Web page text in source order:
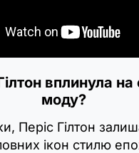
вплинула
моду?
Періс Гілтон
ікон стилю